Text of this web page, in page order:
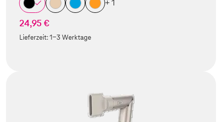
+ 1
24,95 €
Lieferzeit:1-3 Werktage